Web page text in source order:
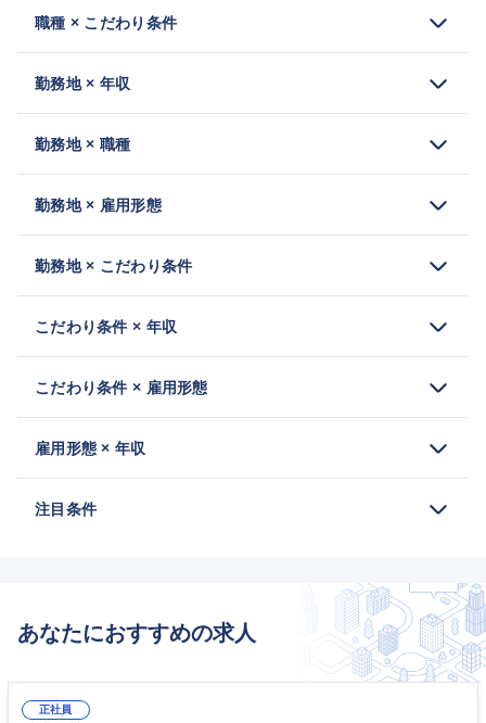
職種 × こだわり条件
勤務地 × 年収
勤務地 × 職種
勤務地 × 雇用形態
勤務地 × こだわり条件
こだわり条件 × 年収
こだわり条件 × 雇用形態
雇用形態 × 年収
注目条件
あなたにおすすめの求人
正社員